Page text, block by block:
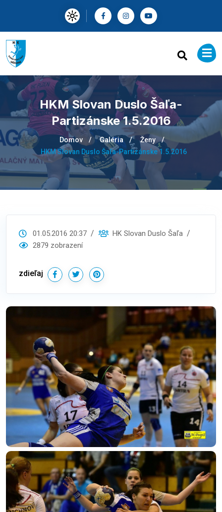
HKM Slovan Duslo Šaľa-
Partizánske 1.5.2016
Domov Galéria
Ženy
HKM Slovan Duslo Šaľa-Partizánske 1.5.2016
01.05.2016 20:37
HK Slovan Duslo Šaľa
2879 zobrazení
zdieľaj